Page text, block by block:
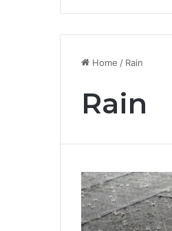
Home / Rain
Rain